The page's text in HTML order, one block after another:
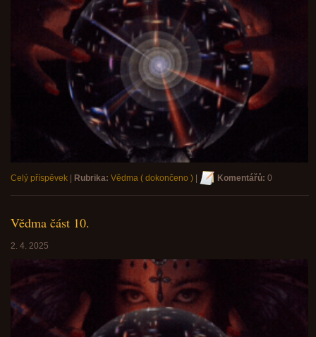
Celý příspěvek Rubrika: Vědma ( dokončeno ) Komentářů: 0
Vědma část 10.
2. 4. 2025